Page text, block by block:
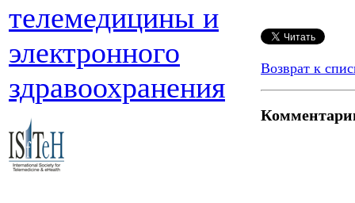
телемедицины и
электронного
здравоохранения
Возврат к